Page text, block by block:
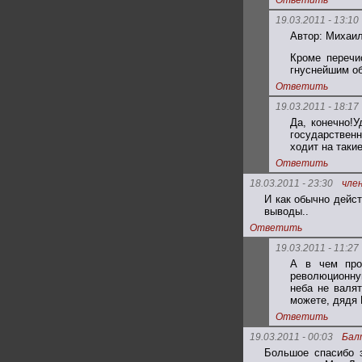
19.03.2011 - 13:10
Автор:
Кроме
гнуснейшим
Ответить
19.03.2011 - 18:17
Да,
ходит на
Ответить
18.03.2011 - 23:30
И как обычно
выводы..
Ответить
19.03.2011 - 11:27
А в чем
неба не
можете, дядя
Ответить
19.03.2011 - 00:03
Большое спасибо